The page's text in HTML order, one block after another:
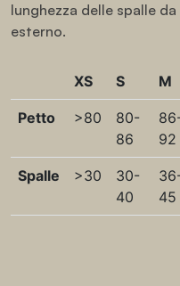
lunghezza delle spalle
esterno.
XS S M
Petto >80
80-
86
92
Spalle >30
30-
40
45